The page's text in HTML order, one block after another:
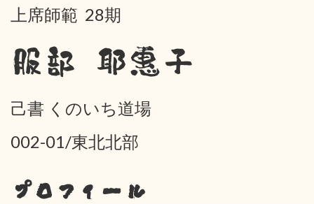
上席師範 28期
服部 耶惠子
己書 くのいち道場
002-01/東北北部
プロフィール